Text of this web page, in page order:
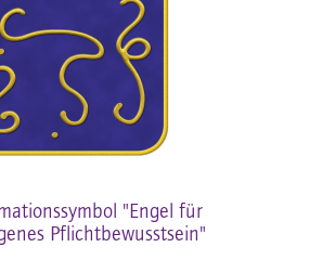
"Engel für
Pflichtbewusstsein"